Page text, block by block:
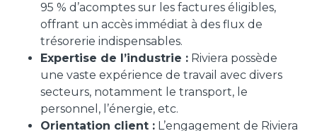
95 % d’acomptes sur les factures éligibles,
offrant un accès immédiat à des flux de
trésorerie indispensables.
Expertise de l’industrie :Riviera possède
une vaste expérience de travail avec divers
secteurs, notamment le transport, le
personnel, l’énergie, etc.
Orientation client :L’engagement de Riviera